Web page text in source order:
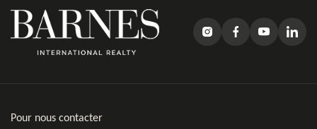
Pour nous contacter